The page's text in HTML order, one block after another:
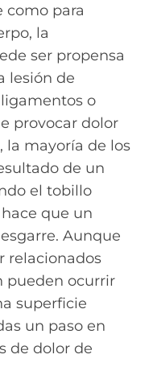
como para
la
ser propensa
lesión de
o
provocar dolor
la mayoría de los
de un
el tobillo
que un
Aunque
relacionados
pueden ocurrir
superficie
un paso en
de dolor de